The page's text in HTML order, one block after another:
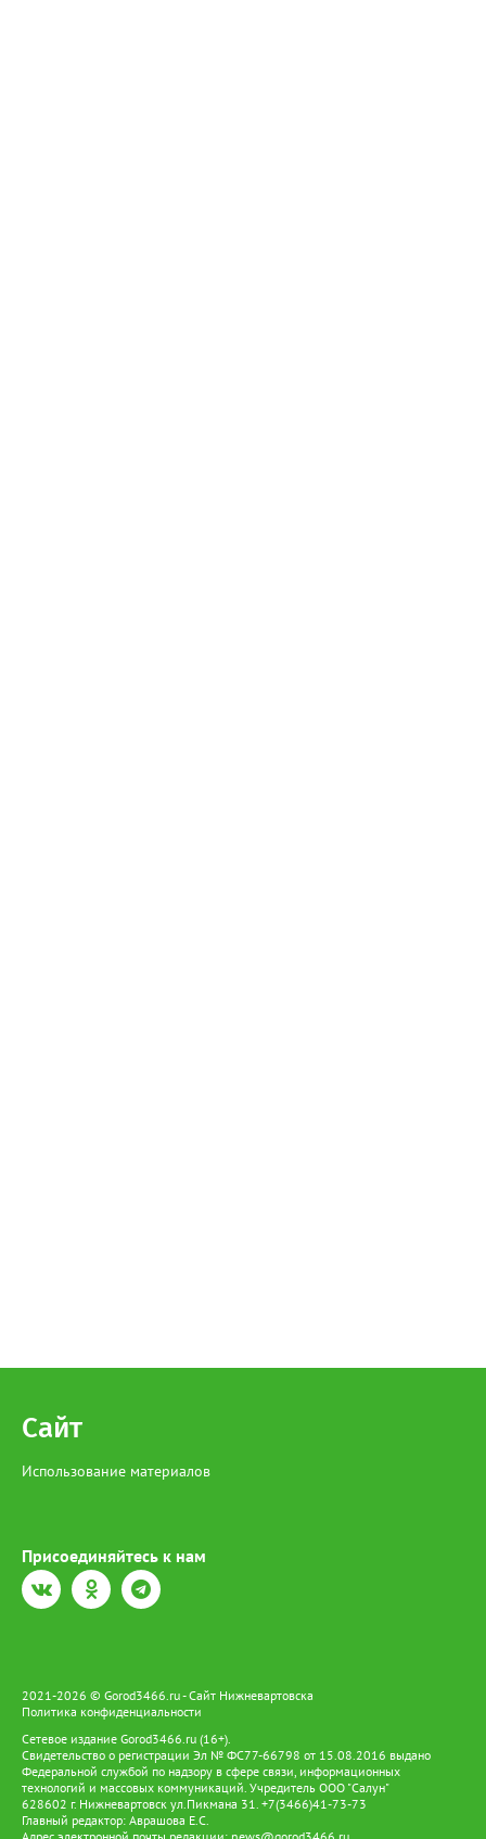
Сайт
Использование материалов
Присоединяйтесь к нам
2021-2026 © Gorod3466.ru - Сайт Нижневартовска
Политика конфиденциальности
Сетевое издание Gorod3466.ru (16+).
Свидетельство о регистрации Эл № ФС77-66798 от 15.08.2016 выдано
Федеральной службой по надзору в сфере связи, информационных
технологий и массовых коммуникаций. Учредитель ООО "Салун"
628602 г. Нижневартовск ул.Пикмана 31. +7(3466)41-73-73
Главный редактор: Аврашова Е.С.